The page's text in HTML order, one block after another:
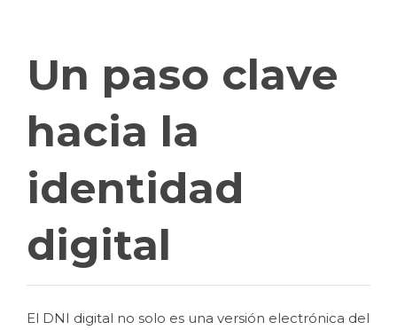
Un paso clave
hacia la
identidad
digital
El DNI digital no solo es una versión electrónica del